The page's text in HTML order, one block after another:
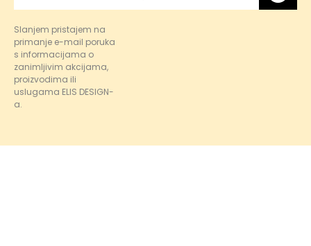
Slanjem pristajem na
primanje e-mail poruka
s informacijama o
zanimljivim akcijama,
proizvodima ili
uslugama ELIS DESIGN-
a.